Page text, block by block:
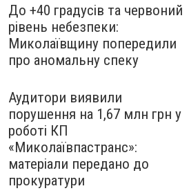
До +40 градусів та червоний
рівень небезпеки:
Миколаївщину попередили
про аномальну спеку
Аудитори виявили
порушення на 1,67 млн грн у
роботі КП
«Миколаївпастранс»:
матеріали передано до
прокуратури